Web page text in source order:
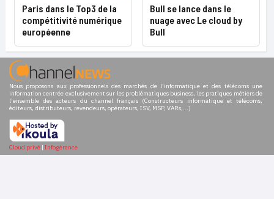
Paris dans le Top3 de la
compétitivité numérique
européenne
Bull se lance dans le
nuage avec Le cloud by
Bull
Nous proposons aux professionnels des marchés de l'informatique et des télécoms une
information centrée exclusivement sur les problématiques business, les pratiques métiers de
l'ensemble des acteurs du channel français (Constructeurs informatique et télécoms,
éditeurs, distributeurs, revendeurs, opérateurs, ISV, MSP, VARs,...)
Cloud privé | Infogérance